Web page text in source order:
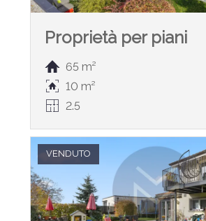
Proprietà per piani
65 m²
10 m²
2.5
VENDUTO